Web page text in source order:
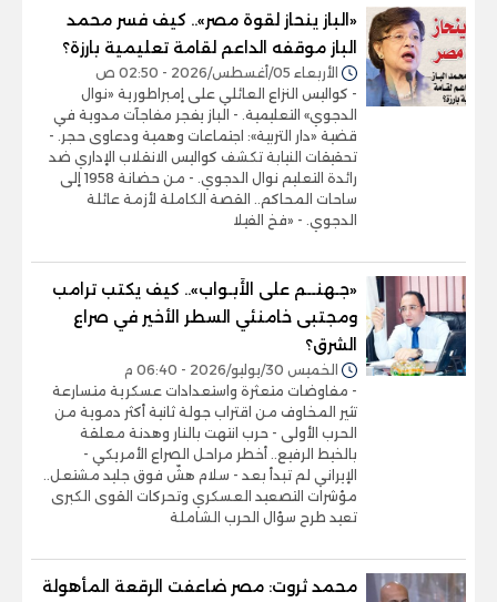
«الباز ينحاز لقوة مصر».. كيف فسر محمد
الباز موقفه الداعم لقامة تعليمية بارزة؟
الأربعاء 05/أغسطس/2026 - 02:50 ص
- كواليس النزاع العائلي على إمبراطورية «نوال
الدجوي» التعليمية. - الباز يفجر مفاجآت مدوية في
قضية «دار التربية»: اجتماعات وهمية ودعاوى حجر. -
تحقيقات النيابة تكشف كواليس الانقلاب الإداري ضد
رائدة التعليم نوال الدجوي. - من حضانة 1958 إلى
ساحات المحاكم.. القصة الكاملة لأزمة عائلة
الدجوي. - «فخ الفيلا
«جـهنــم على الأَبـواب».. كيف يكتب ترامب
ومجتبى خامنئي السطر الأخير في صراع
الشرق؟
الخميس 30/يوليو/2026 - 06:40 م
- مفاوضات متعثرة واستعدادات عسكرية متسارعة
تثير المخاوف من اقتراب جولة ثانية أكثر دموية من
الحرب الأولى - حرب انتهت بالنار وهدنة معلقة
بالخيط الرفيع.. أخطر مراحل الصراع الأمريكي -
الإيراني لم تبدأ بعد - سلام هشّ فوق جليد مشتعل..
مؤشرات التصعيد العسكري وتحركات القوى الكبرى
تعيد طرح سؤال الحرب الشاملة
محمد ثروت: مصر ضاعفت الرقعة المأهولة